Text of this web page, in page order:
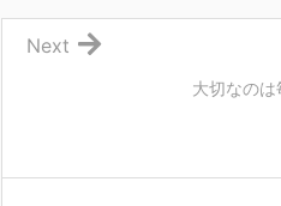
大切なの
Next